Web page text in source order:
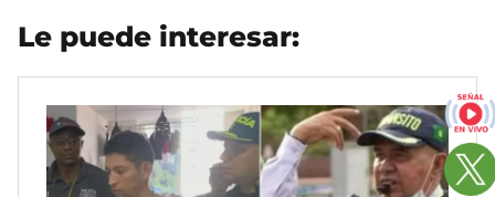
Le puede interesar: